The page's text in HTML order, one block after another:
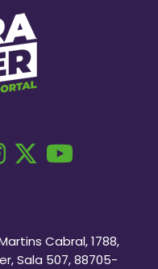
Cabral, 1788,
Sala 507, 88705-